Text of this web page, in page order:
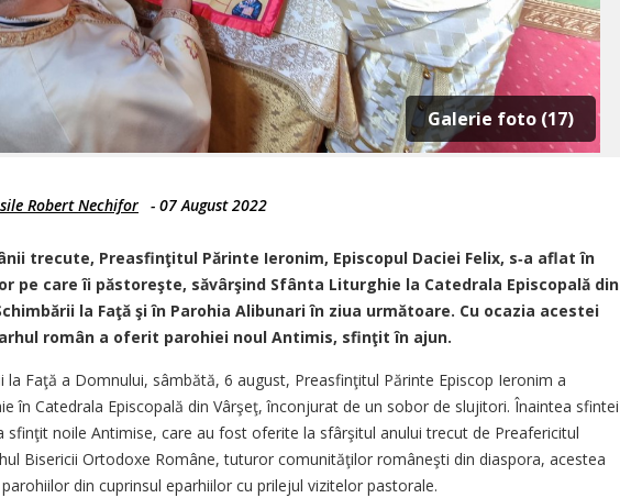
Galerie foto (17)
Robert Nechifor - 07 August 2022
trecute, Preasfinţitul Părinte Ieronim, Episcopul Daciei Felix, s‑a aflat în
pe care îi păstoreşte, săvârşind Sfânta Liturghie la Catedrala Episcopală din
la Faţă şi în Parohia Alibunari în ziua următoare. Cu ocazia acestei
român a oferit parohiei noul Antimis, sfinţit în ajun.
la Faţă a Domnului, sâmbătă, 6 august, Preasfinţitul Părinte Episcop Ieronim a
în Catedrala Episcopală din Vârşeţ, înconjurat de un sobor de slujitori. Înaintea sfintei
sfinţit noile Antimise, care au fost oferite la sfârşitul anului trecut de Preafericitul
Bisericii Ortodoxe Române, tuturor comunităţilor româneşti din diaspora, acestea
din cuprinsul eparhiilor cu prilejul vizitelor pastorale.